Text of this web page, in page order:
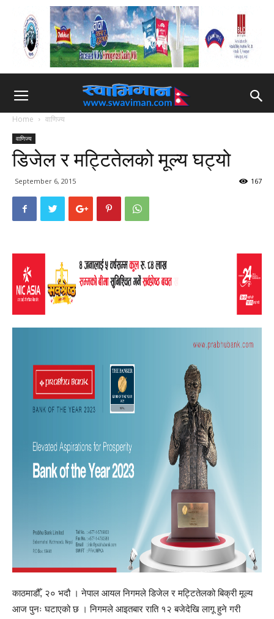
Home वाणिज्य
वाणिज्य
डिजेल र मट्टितेलको मूल्य घट्यो
September 6, 2015 167
काठमाडौँ, २० भदौ । नेपाल आयल निगमले डिजेल र मट्टितेलको बिक्री मूल्य
आज पुनः घटाएको छ । निगमले आइतबार राति १२ बजेदेखि लागू हुने गरी